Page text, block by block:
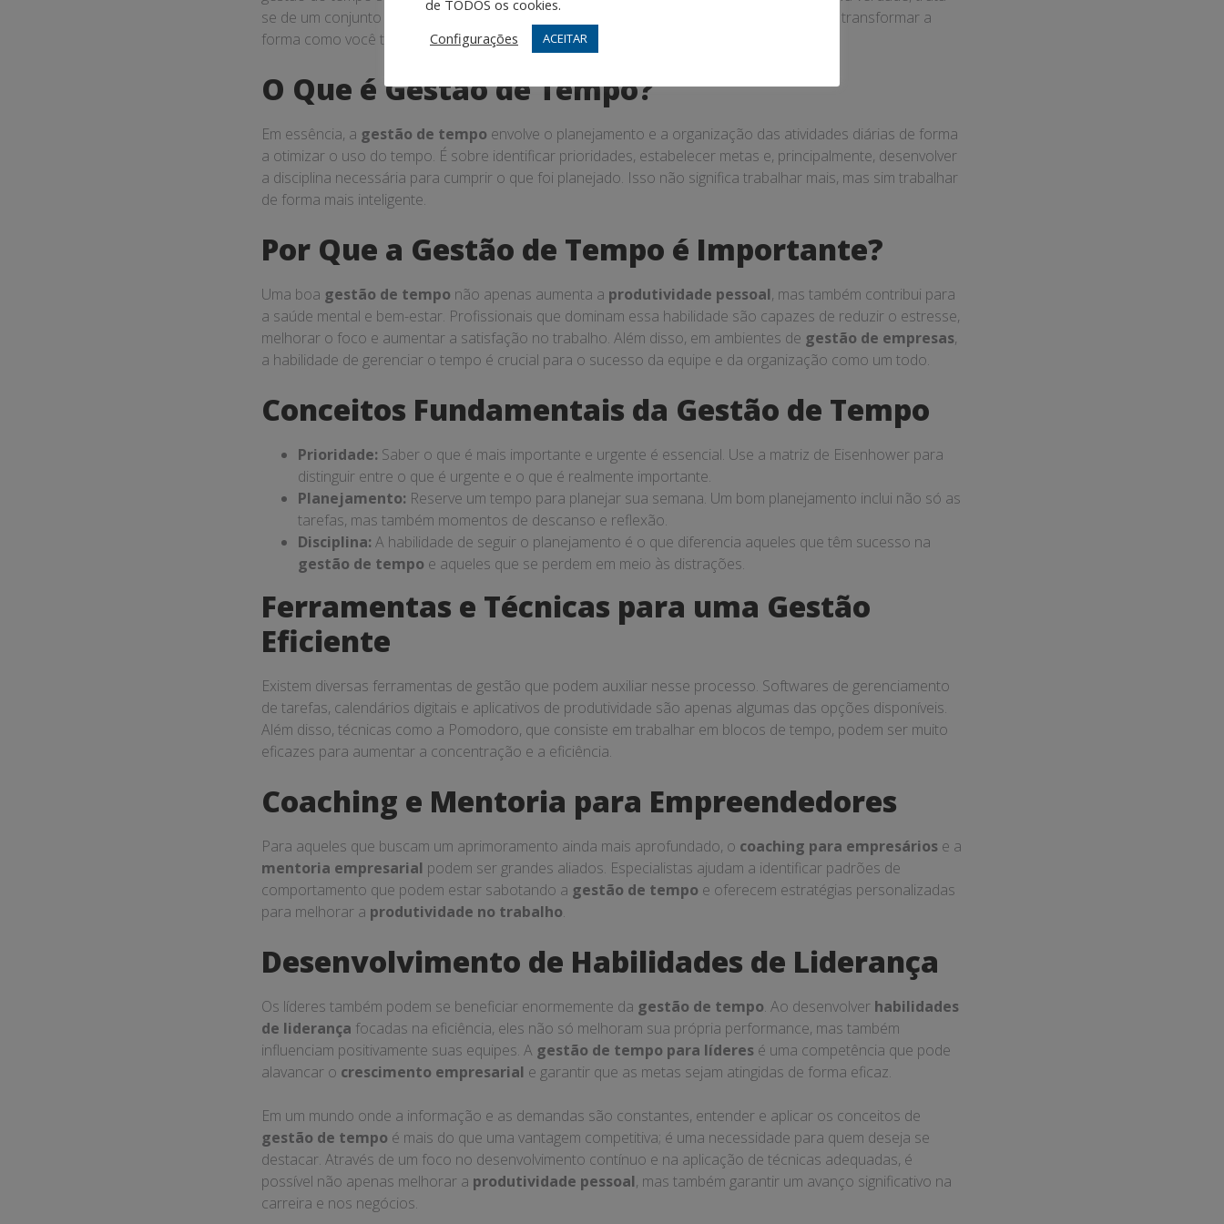
se de um conjunto complexo de práticas e conceitos que, quando bem aplicados, podem transformar a
forma como você trabalha e vive.
O Que é Gestão de Tempo?
Em essência, a gestão de tempo envolve o planejamento e a organização das atividades diárias de forma
a otimizar o uso do tempo. É sobre identificar prioridades, estabelecer metas e, principalmente, desenvolver
a disciplina necessária para cumprir o que foi planejado. Isso não significa trabalhar mais, mas sim trabalhar
de forma mais inteligente.
Por Que a Gestão de Tempo é Importante?
Uma boa gestão de tempo não apenas aumenta a produtividade pessoal, mas também contribui para
a saúde mental e bem-estar. Profissionais que dominam essa habilidade são capazes de reduzir o estresse,
melhorar o foco e aumentar a satisfação no trabalho. Além disso, em ambientes de gestão de empresas,
a habilidade de gerenciar o tempo é crucial para o sucesso da equipe e da organização como um todo.
Conceitos Fundamentais da Gestão de Tempo
Prioridade: Saber o que é mais importante e urgente é essencial. Use a matriz de Eisenhower para
distinguir entre o que é urgente e o que é realmente importante.
Planejamento: Reserve um tempo para planejar sua semana. Um bom planejamento inclui não só as
tarefas, mas também momentos de descanso e reflexão.
Disciplina: A habilidade de seguir o planejamento é o que diferencia aqueles que têm sucesso na
gestão de tempo e aqueles que se perdem em meio às distrações.
Ferramentas e Técnicas para uma Gestão
Eficiente
Existem diversas ferramentas de gestão que podem auxiliar nesse processo. Softwares de gerenciamento
de tarefas, calendários digitais e aplicativos de produtividade são apenas algumas das opções disponíveis.
Além disso, técnicas como a Pomodoro, que consiste em trabalhar em blocos de tempo, podem ser muito
eficazes para aumentar a concentração e a eficiência.
Coaching e Mentoria para Empreendedores
Para aqueles que buscam um aprimoramento ainda mais aprofundado, o coaching para empresários e a
mentoria empresarial podem ser grandes aliados. Especialistas ajudam a identificar padrões de
comportamento que podem estar sabotando a gestão de tempo e oferecem estratégias personalizadas
para melhorar a produtividade no trabalho.
Desenvolvimento de Habilidades de Liderança
Os líderes também podem se beneficiar enormemente da gestão de tempo. Ao desenvolver habilidades
de liderança focadas na eficiência, eles não só melhoram sua própria performance, mas também
influenciam positivamente suas equipes. A gestão de tempo para líderes é uma competência que pode
alavancar o crescimento empresarial e garantir que as metas sejam atingidas de forma eficaz.
Em um mundo onde a informação e as demandas são constantes, entender e aplicar os conceitos de
gestão de tempo é mais do que uma vantagem competitiva; é uma necessidade para quem deseja se
destacar. Através de um foco no desenvolvimento contínuo e na aplicação de técnicas adequadas, é
possível não apenas melhorar a produtividade pessoal, mas também garantir um avanço significativo na
carreira e nos negócios.
de TODOS os cookies.
Configurações
ACEITAR